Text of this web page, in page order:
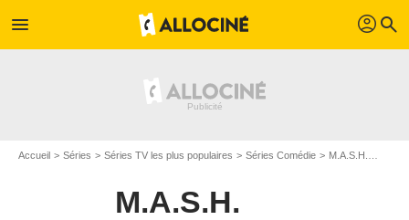
menu profil search
Accueil Séries Séries TV les plus populaires Séries Comédie M.A.S.H.
M.A.S.H.